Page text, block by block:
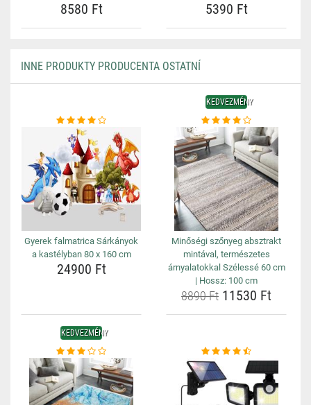
8580 Ft 5390 Ft
INNE PRODUKTY PRODUCENTA OSTATNÍ
Gyerek falmatrica Sárkányok
a kastélyban 80 x 160 cm
24900 Ft
KEDVEZMÉNY
Minőségi szőnyeg absztrakt
mintával, természetes
árnyalatokkal Szélessé 60 cm
| Hossz: 100 cm
8890 Ft 11530 Ft
KEDVEZMÉNY